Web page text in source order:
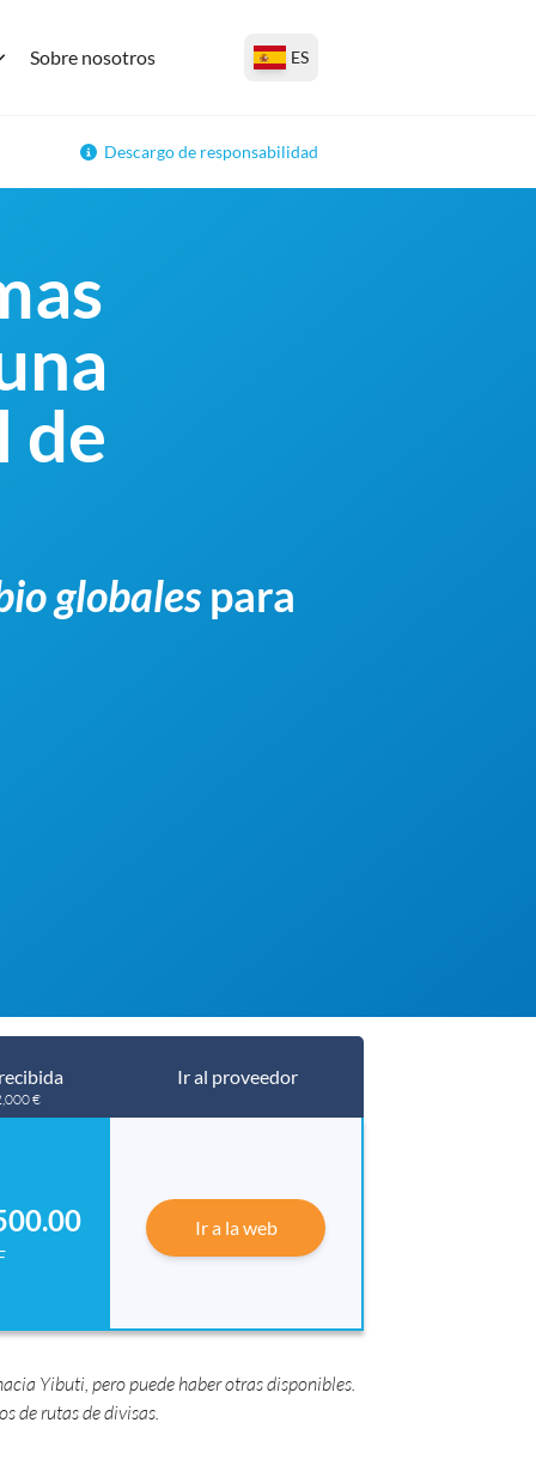
Sobre nosotros ES
Descargo de responsabilidad
de
globalespara
€
Ir al proveedor
Ir a la web
Yibuti, pero puede haber otras disponibles.
de rutas de divisas.